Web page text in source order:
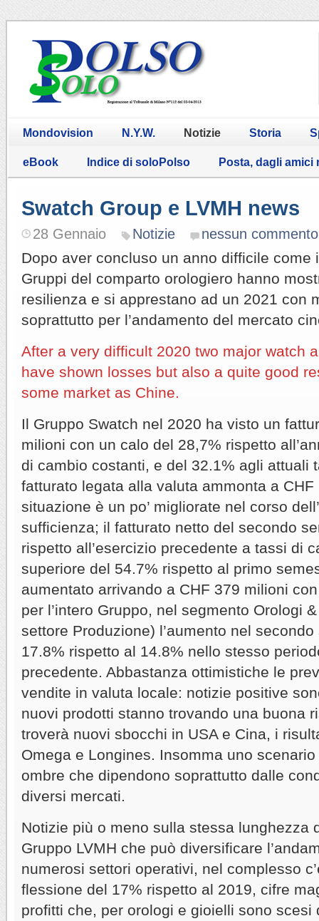
Mondovision N.Y.W. Notizie Storia
eBook Indice di soloPolso Posta, dagli amici
Swatch Group e LVMH news
28 Gennaio Notizie nessun commento
Dopo aver concluso un anno difficile come
Gruppi del comparto orologiero hanno
resilienza e si apprestano ad un 2021 con
soprattutto per l’andamento del mercato
After a very difficult 2020 two major watch
have shown losses but also a quite good
some market as Chine.
Il Gruppo Swatch nel 2020 ha visto un
milioni con un calo del 28,7% rispetto
di cambio costanti, e del 32.1% agli attuali
fatturato legata alla valuta ammonta a
situazione è un po’ migliorate nel corso
sufficienza; il fatturato netto del secondo
rispetto all’esercizio precedente a tassi di
superiore del 54.7% rispetto al primo
aumentato arrivando a CHF 379 milioni
per l’intero Gruppo, nel segmento Orologi
settore Produzione) l’aumento nel
17.8% rispetto al 14.8% nello stesso
precedente. Abbastanza ottimistiche le
vendite in valuta locale: notizie positive
nuovi prodotti stanno trovando una buona
troverà nuovi sbocchi in USA e Cina, i
Omega e Longines. Insomma uno
ombre che dipendono soprattutto dalle
diversi mercati.
Notizie più o meno sulla stessa lunghezza
Gruppo LVMH che può diversificare
numerosi settori operativi, nel complesso
flessione del 17% rispetto al 2019, cifre
profitti che, per orologi e gioielli sono scesi